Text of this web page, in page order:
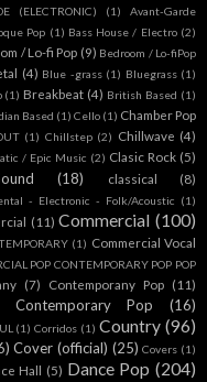
(ELECTRONIC) (1)
Avant-Garde
Pop (1) Bass House / Electro (2)
/ Lo-fi Pop (9) Bedroom / Lo-fiPop
(4) Blue -grass (1) Bluegrass (1)
(1) Breakbeat (4) British Based (1)
Based (1) Cello (1) Chamber Pop
(1) Chillstep (2) Chillwave (4)
/ Epic Music (2) Clasic Rock (5)
(18) classical (8)
- Electronic - Folk/Acoustic (1)
(11) Commercial (100)
(1) Commercial Vocal
POP CONTEMPORARY POP POP
(7) Contemporany Pop (11)
Contemporary Pop
(16)
(1) Corridos (1) Country (96)
Cover (official) (25) Covers (1)
Hall (5) Dance Pop (204)